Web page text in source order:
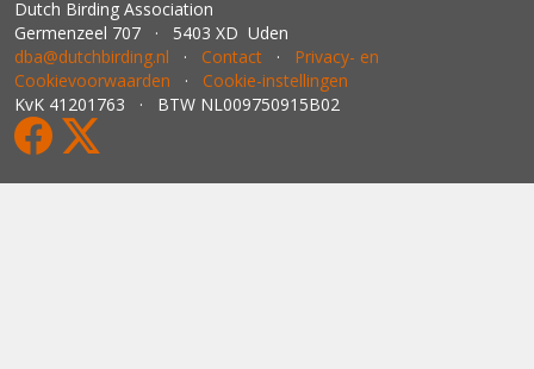
Dutch Birding Association
Germenzeel 707 · 5403 XD Uden
dba@dutchbirding.nl · Contact · Privacy- en
Cookievoorwaarden · Cookie-instellingen
KvK 41201763 · BTW NL009750915B02